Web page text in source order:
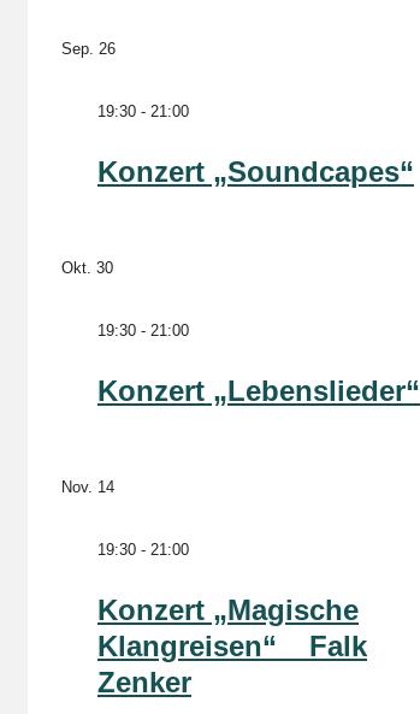
Sep. 26
19:30 - 21:00
Konzert „Soundcapes“
Okt. 30
19:30 - 21:00
Konzert „Lebenslieder“
Nov. 14
19:30 - 21:00
Konzert „Magische
Klangreisen“ _ Falk
Zenker